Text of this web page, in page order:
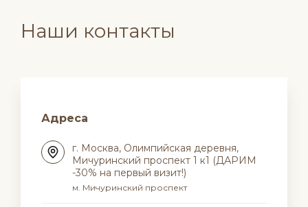
Наши контакты
Адреса
г. Москва, Олимпийская деревня,
Мичуринский проспект 1 к1 (ДАРИМ
-30% на первый визит!)
м. Мичуринский проспект